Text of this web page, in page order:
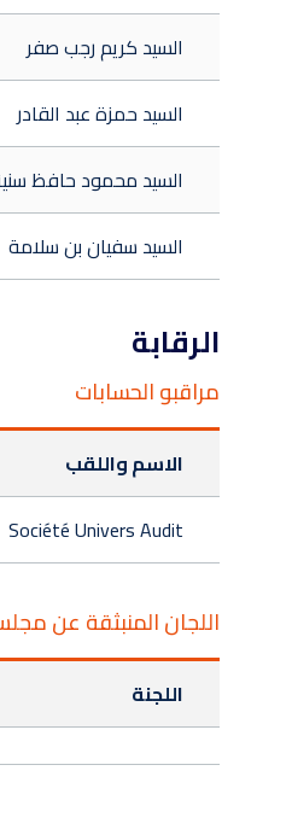
السيد كريم رجب صفر
السيد حمزة عبد القادر
السيد محمود حافظ
السيد سفيان بن سلامة
الرقابة
مراقبو الحسابات
الاسم واللقب
Société Univers Audit
اللجان المنبثقة عن
اللجنة